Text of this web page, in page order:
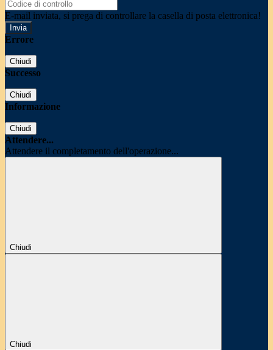
E-mail inviata, si prega di controllare la casella di posta elettronica!
Errore
Chiudi
Successo
Chiudi
Informazione
Chiudi
Attendere...
Attendere il completamento dell'operazione...
Chiudi
Chiudi